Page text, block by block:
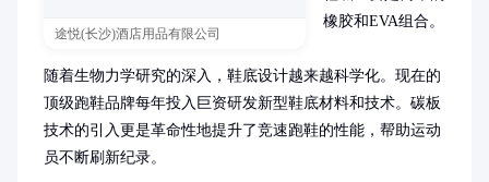
途悦(长沙)酒店用品有限公司
橡胶和EVA组合。
随着生物力学研究的深入，鞋底设计越来越科学化。现在的
顶级跑鞋品牌每年投入巨资研发新型鞋底材料和技术。碳板
技术的引入更是革命性地提升了竞速跑鞋的性能，帮助运动
员不断刷新纪录。